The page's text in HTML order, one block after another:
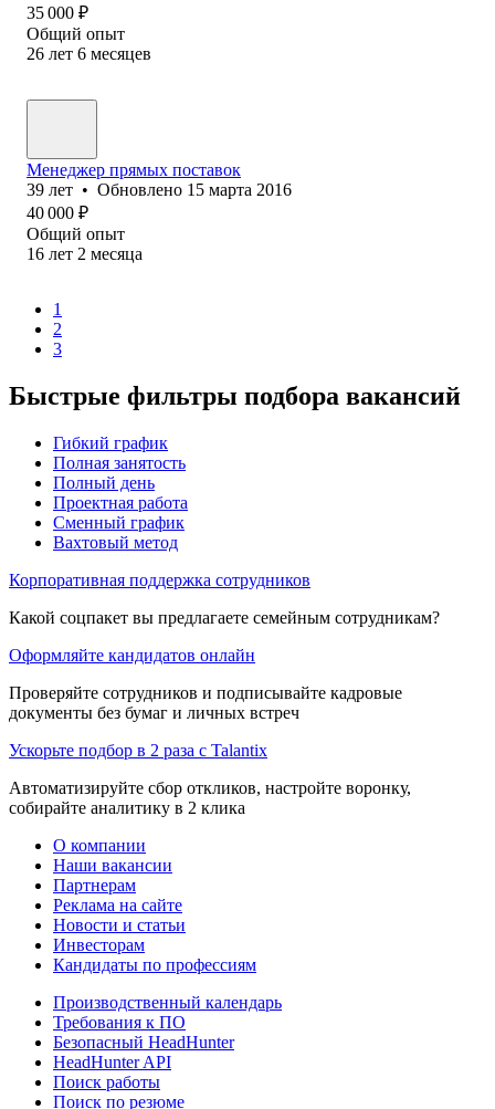
35 000 ₽
Общий опыт
26 лет 6 месяцев
Менеджер прямых поставок
39 лет • Обновлено 15 марта 2016
40 000 ₽
Общий опыт
16 лет 2 месяца
1
2
3
Быстрые фильтры подбора вакансий
Гибкий график
Полная занятость
Полный день
Проектная работа
Сменный график
Вахтовый метод
Корпоративная поддержка сотрудников
Какой соцпакет вы предлагаете семейным сотрудникам?
Оформляйте кандидатов онлайн
Проверяйте сотрудников и подписывайте кадровые
документы без бумаг и личных встреч
Ускорьте подбор в 2 раза с Talantix
Автоматизируйте сбор откликов, настройте воронку,
собирайте аналитику в 2 клика
О компании
Наши вакансии
Партнерам
Реклама на сайте
Новости и статьи
Инвесторам
Кандидаты по профессиям
Производственный календарь
Требования к ПО
Безопасный HeadHunter
HeadHunter API
Поиск работы
Поиск по резюме